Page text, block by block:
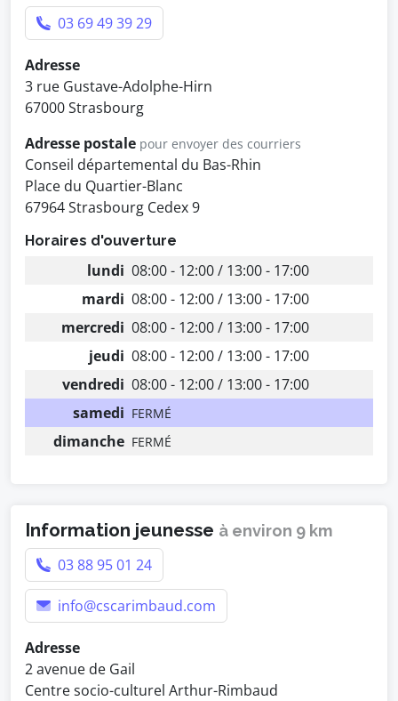
03 69 49 39 29
Adresse
3 rue Gustave-Adolphe-Hirn
67000 Strasbourg
Adresse postale pour envoyer des courriers
Conseil départemental du Bas-Rhin
Place du Quartier-Blanc
67964 Strasbourg Cedex 9
Horaires d'ouverture
lundi 08:00 - 12:00 / 13:00 - 17:00
mardi 08:00 - 12:00 / 13:00 - 17:00
mercredi 08:00 - 12:00 / 13:00 - 17:00
jeudi 08:00 - 12:00 / 13:00 - 17:00
vendredi 08:00 - 12:00 / 13:00 - 17:00
samedi FERMÉ
dimanche FERMÉ
Information jeunesse à environ 9 km
03 88 95 01 24
info@cscarimbaud.com
Adresse
2 avenue de Gail
Centre socio-culturel Arthur-Rimbaud